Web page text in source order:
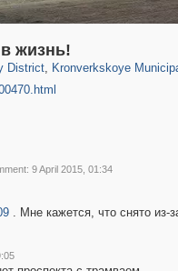
жизнь!
District, Kronverkskoye
9 April 2015, 01:34
. Мне кажется, что снято из-